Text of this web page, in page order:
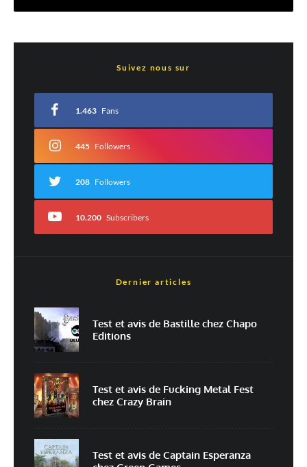
*
Commentaire*
E-mail*
Enregistrer mon nom, mon e-mail et mon site dans le navigateur pour
mon prochain commentaire.
Prévenez-moi de tous les nouveaux commentaires par e-mail.
Suivez nous sur
1.463 Fans
445 Followers
208 Followers
10.200 Subscribers
Dernier articles
Test et avis de Bastille chez Chapo
Editions
Test et avis de Fucking Metal Fest
chez Crazy Brain
Test et avis de Captain Esperanza